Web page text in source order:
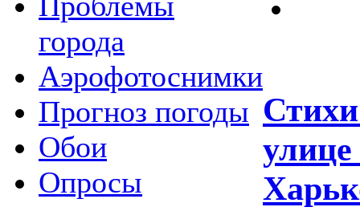
города
Аэрофотоснимки
Прогноз погоды
Обои
Опросы